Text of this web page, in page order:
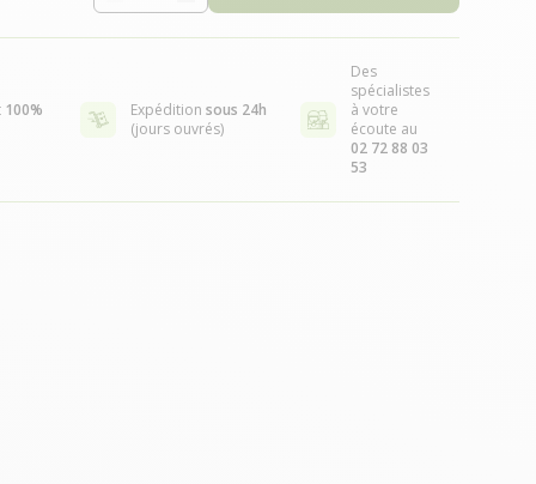
100%
Expédition sous 24h
(jours ouvrés)
Des
spécialistes
à votre
écoute au
02 72 88 03
53